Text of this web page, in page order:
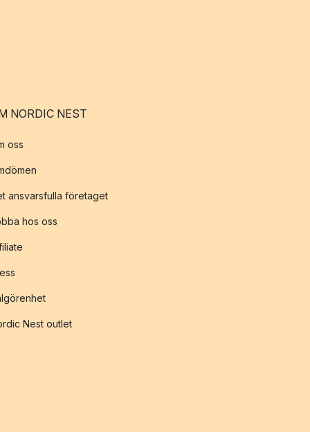
NORDIC NEST
oss
ansvarsfulla företaget
hos oss
Nest outlet